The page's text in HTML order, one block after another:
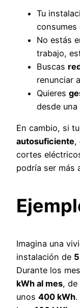
Tu
consumes
No estás
trabajo,
Buscas
renunciar
Quieres
desde
En cambio, si
autosuficiente,
cortes
podría ser más
Imagina una
instalación de
Durante los
kWh al mes, de
unos 400 kWh.